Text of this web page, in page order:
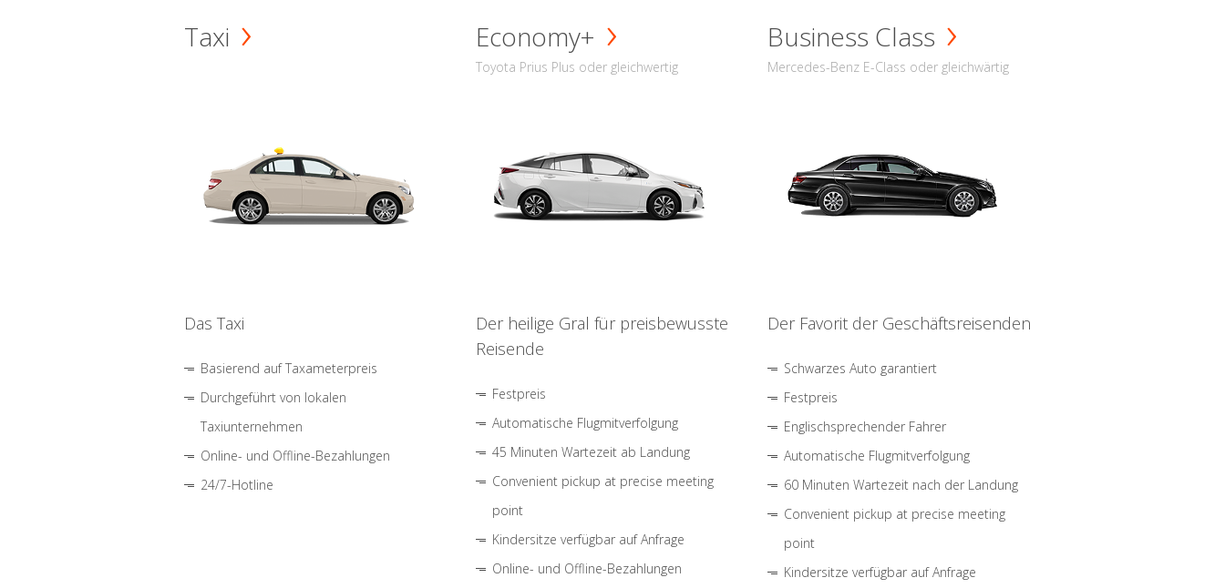
Taxi
Das Taxi
Basierend auf Taxameterpreis
Durchgeführt von lokalen
Taxiunternehmen
Online- und Offline-Bezahlungen
24/7-Hotline
Economy+
Toyota Prius Plus oder gleichwertig
Der heilige Gral für preisbewusste
Reisende
Festpreis
Automatische Flugmitverfolgung
45 Minuten Wartezeit ab Landung
Convenient pickup at precise meeting
point
Kindersitze verfügbar auf Anfrage
Online- und Offline-Bezahlungen
Business Class
Mercedes-Benz E-Class oder gleichwärtig
Der Favorit der Geschäftsreisenden
Schwarzes Auto garantiert
Festpreis
Englischsprechender Fahrer
Automatische Flugmitverfolgung
60 Minuten Wartezeit nach der Landung
Convenient pickup at precise meeting
point
Kindersitze verfügbar auf Anfrage